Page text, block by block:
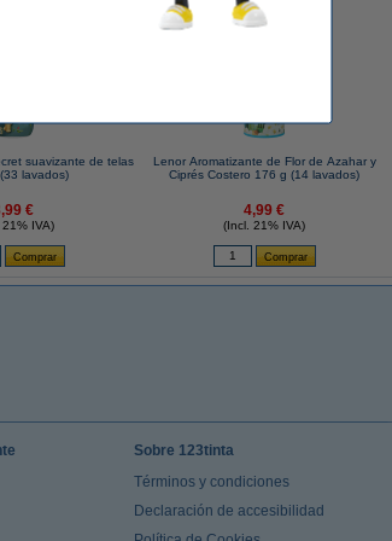
suavizante de telas
lavados)
€
21% IVA)
Lenor Aromatizante de Flor de Azahar y
Ciprés Costero 176 g (14 lavados)
4,99 €
(Incl. 21% IVA)
Sobre 123tinta
Términos y condiciones
Declaración de accesibilidad